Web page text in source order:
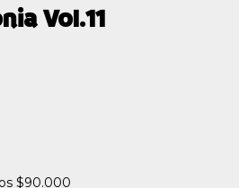
Vol.11
$90.000